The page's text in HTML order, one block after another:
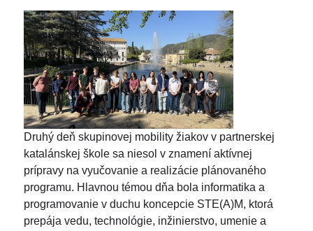
Druhý deň skupinovej mobility žiakov v partnerskej
katalánskej škole sa niesol v znamení aktívnej
prípravy na vyučovanie a realizácie plánovaného
programu. Hlavnou témou dňa bola informatika a
programovanie v duchu koncepcie STE(A)M, ktorá
prepája vedu, technológie, inžinierstvo, umenie a